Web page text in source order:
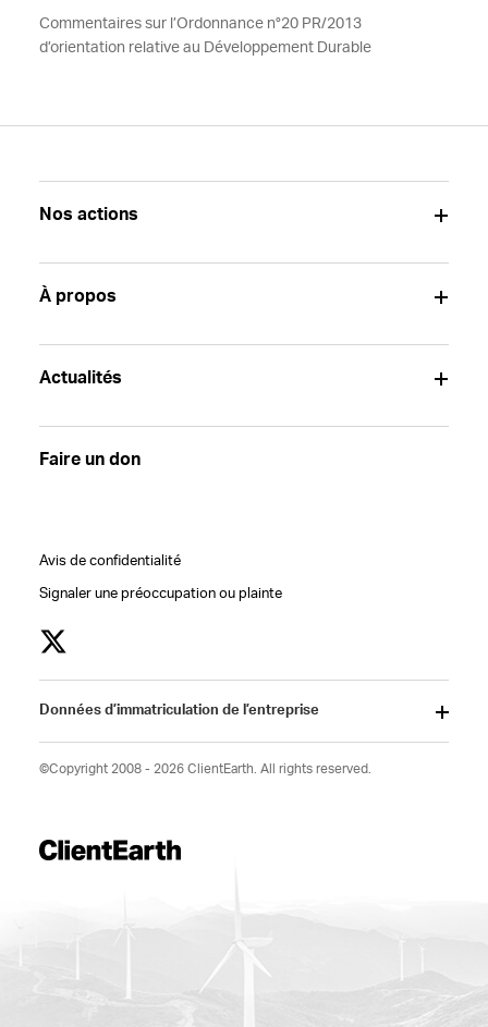
Commentaires sur l’Ordonnance n°20 PR/2013
d’orientation relative au Développement Durable
Nos actions
À propos
Actualités
Faire un don
Avis de confidentialité
Signaler une préoccupation ou plainte
Données d’immatriculation de l’entreprise
©Copyright 2008 - 2026 ClientEarth. All rights reserved.